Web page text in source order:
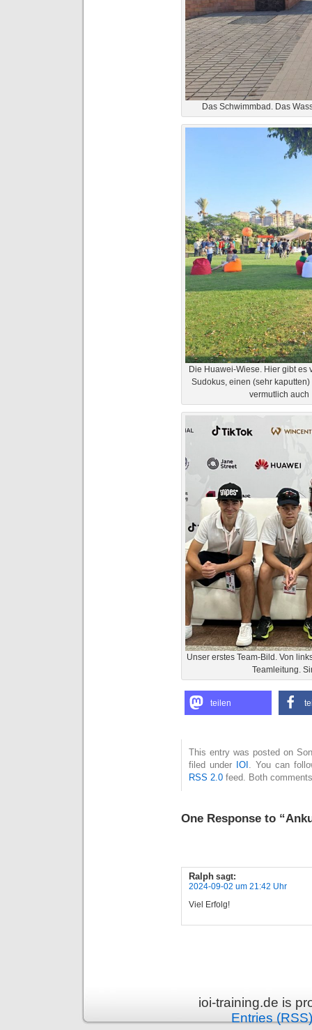
Das Schwimmbad. Das
Die Huawei-Wiese. Hier gibt es
Sudokus, einen (sehr
vermutlich auch
Unser erstes Team-Bild. Von
Teamleitung.
teilen
This entry was posted on
filed under
IOI . You can
RSS 2.0 feed. Both
One Response to
Ralph sagt:
2024-09-02 um 21:42 Uhr
Viel Erfolg!
ioi-training.de is
Entries (RSS)